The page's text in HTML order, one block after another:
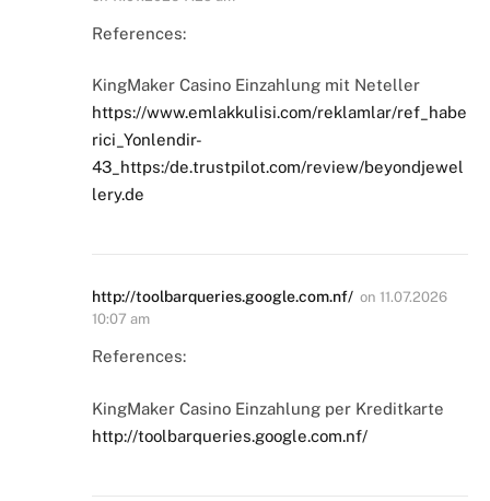
References:
KingMaker Casino Einzahlung mit Neteller
https://www.emlakkulisi.com/reklamlar/ref_habe
rici_Yonlendir-
43_https:/de.trustpilot.com/review/beyondjewel
lery.de
http://toolbarqueries.google.com.nf/ on 11.07.2026
10:07 am
References:
KingMaker Casino Einzahlung per Kreditkarte
http://toolbarqueries.google.com.nf/